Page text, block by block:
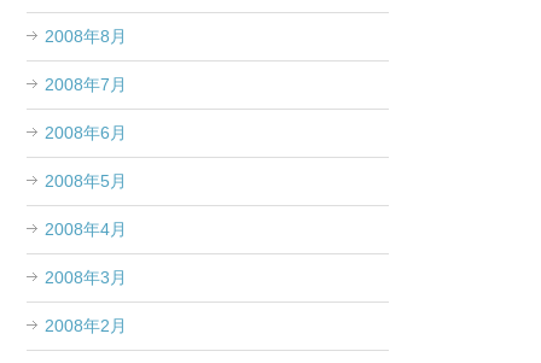
2008年8月
2008年7月
2008年6月
2008年5月
2008年4月
2008年3月
2008年2月